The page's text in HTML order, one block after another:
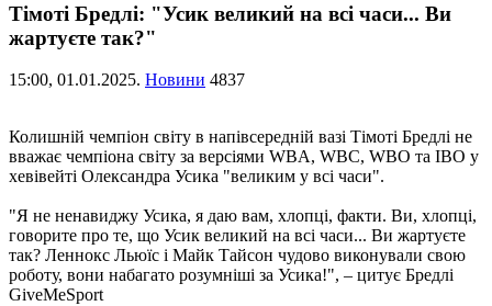
Тімоті Бредлі: "Усик великий на всі часи... Ви
жартуєте так?"
15:00, 01.01.2025. Новини 4837
Колишній чемпіон світу в напівсередній вазі Тімоті Бредлі не
вважає чемпіона світу за версіями WBA, WBC, WBO та IBO у
хевівейті Олександра Усика "великим у всі часи".
"Я не ненавиджу Усика, я даю вам, хлопці, факти. Ви, хлопці,
говорите про те, що Усик великий на всі часи... Ви жартуєте
так? Леннокс Льюїс і Майк Тайсон чудово виконували свою
роботу, вони набагато розумніші за Усика!", – цитує Бредлі
GiveMeSport